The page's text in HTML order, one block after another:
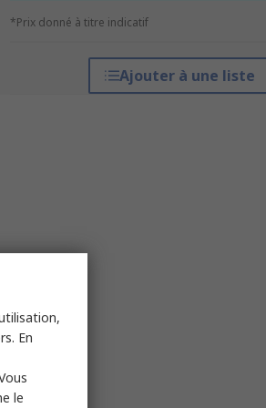
*Prix donné à titre indicatif
Ajouter à une liste
En
le